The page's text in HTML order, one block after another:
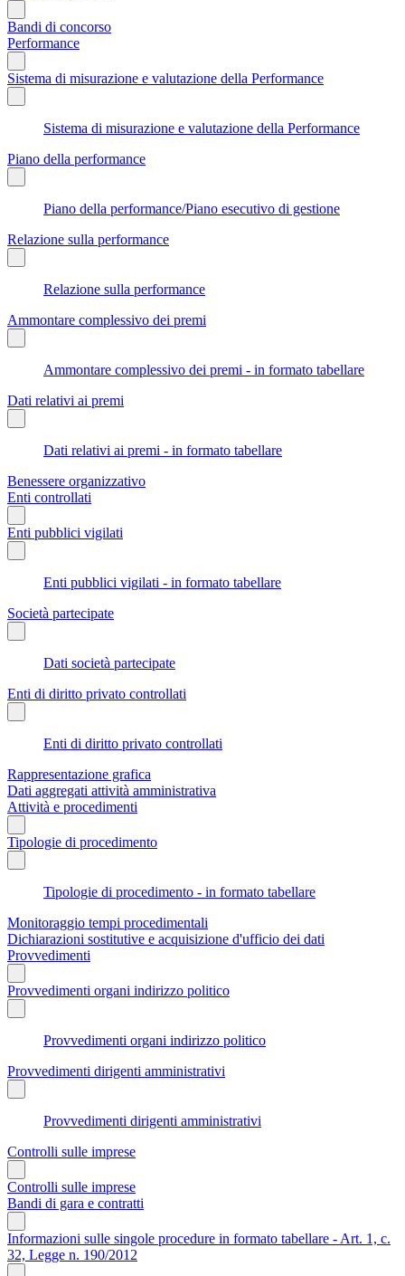
Bandi di concorso
Performance
Sistema di misurazione e valutazione della Performance
Sistema di misurazione e valutazione della Performance
Piano della performance
Piano della performance/Piano esecutivo di gestione
Relazione sulla performance
Relazione sulla performance
Ammontare complessivo dei premi
Ammontare complessivo dei premi - in formato tabellare
Dati relativi ai premi
Dati relativi ai premi - in formato tabellare
Benessere organizzativo
Enti controllati
Enti pubblici vigilati
Enti pubblici vigilati - in formato tabellare
Società partecipate
Dati società partecipate
Enti di diritto privato controllati
Enti di diritto privato controllati
Rappresentazione grafica
Dati aggregati attività amministrativa
Attività e procedimenti
Tipologie di procedimento
Tipologie di procedimento - in formato tabellare
Monitoraggio tempi procedimentali
Dichiarazioni sostitutive e acquisizione d'ufficio dei dati
Provvedimenti
Provvedimenti organi indirizzo politico
Provvedimenti organi indirizzo politico
Provvedimenti dirigenti amministrativi
Provvedimenti dirigenti amministrativi
Controlli sulle imprese
Controlli sulle imprese
Bandi di gara e contratti
Informazioni sulle singole procedure in formato tabellare - Art. 1, c.
32, Legge n. 190/2012